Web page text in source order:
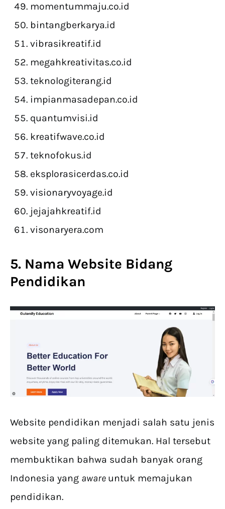
momentummaju.co.id
bintangberkarya.id
vibrasikreatif.id
megahkreativitas.co.id
teknologiterang.id
impianmasadepan.co.id
quantumvisi.id
kreatifwave.co.id
teknofokus.id
eksplorasicerdas.co.id
visionaryvoyage.id
jejajahkreatif.id
visonaryera.com
5. Nama Website Bidang
Pendidikan
Website pendidikan menjadi salah satu jenis
website yang paling ditemukan. Hal tersebut
membuktikan bahwa sudah banyak orang
Indonesia yang aware untuk memajukan
pendidikan.